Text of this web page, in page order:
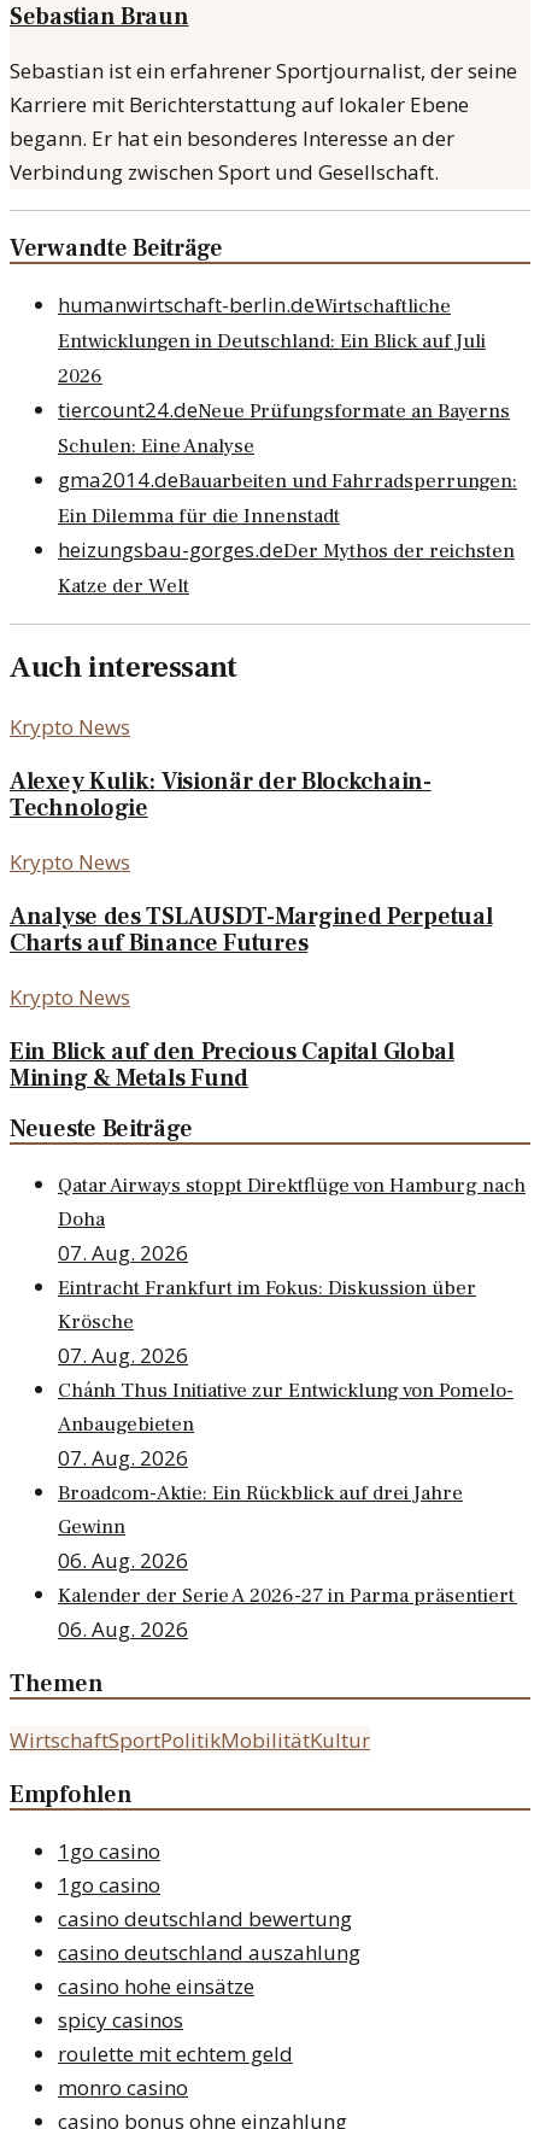
Sebastian Braun
Sebastian ist ein erfahrener Sportjournalist, der seine
Karriere mit Berichterstattung auf lokaler Ebene
begann. Er hat ein besonderes Interesse an der
Verbindung zwischen Sport und Gesellschaft.
Verwandte Beiträge
humanwirtschaft-berlin.deWirtschaftliche
Entwicklungen in Deutschland: Ein Blick auf Juli
2026
tiercount24.deNeue Prüfungsformate an Bayerns
Schulen: Eine Analyse
gma2014.deBauarbeiten und Fahrradsperrungen:
Ein Dilemma für die Innenstadt
heizungsbau-gorges.deDer Mythos der reichsten
Katze der Welt
Auch interessant
Krypto News
Alexey Kulik: Visionär der Blockchain-
Technologie
Krypto News
Analyse des TSLAUSDT-Margined Perpetual
Charts auf Binance Futures
Krypto News
Ein Blick auf den Precious Capital Global
Mining & Metals Fund
Neueste Beiträge
Qatar Airways stoppt Direktflüge von Hamburg nach
Doha
07. Aug. 2026
Eintracht Frankfurt im Fokus: Diskussion über
Krösche
07. Aug. 2026
Chánh Thus Initiative zur Entwicklung von Pomelo-
Anbaugebieten
07. Aug. 2026
Broadcom-Aktie: Ein Rückblick auf drei Jahre
Gewinn
06. Aug. 2026
Kalender der Serie A 2026-27 in Parma präsentiert
06. Aug. 2026
Themen
WirtschaftSportPolitikMobilitätKultur
Empfohlen
1go casino
1go casino
casino deutschland bewertung
casino deutschland auszahlung
casino hohe einsätze
spicy casinos
roulette mit echtem geld
monro casino
casino bonus ohne einzahlung